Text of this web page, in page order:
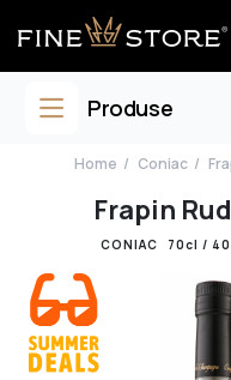
Produse
Home Coniac
Frapin
CONIAC 70cl /